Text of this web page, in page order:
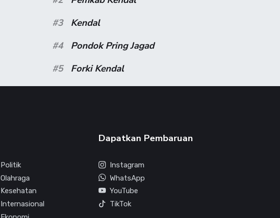
#3
Kendal
#4
Pondok Pring Jagad
#5
Forki Kendal
Politik
Olahraga
Kesehatan
Internasional
Dapatkan Pembaruan
Instagram
WhatsApp
YouTube
TikTok